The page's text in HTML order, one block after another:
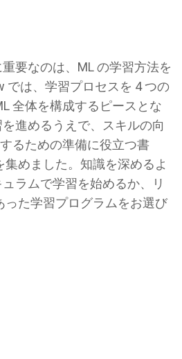
要なのは、ML の学習方法を
では、学習プロセスを 4 つの
全体を構成するピースとな
進めるうえで、スキルの向
るための準備に役立つ書
めました。知識を深めるよ
ラムで学習を始めるか、リ
った学習プログラムをお選び